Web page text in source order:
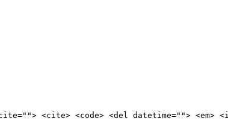
<cite> <code> <del datetime=""> <em>